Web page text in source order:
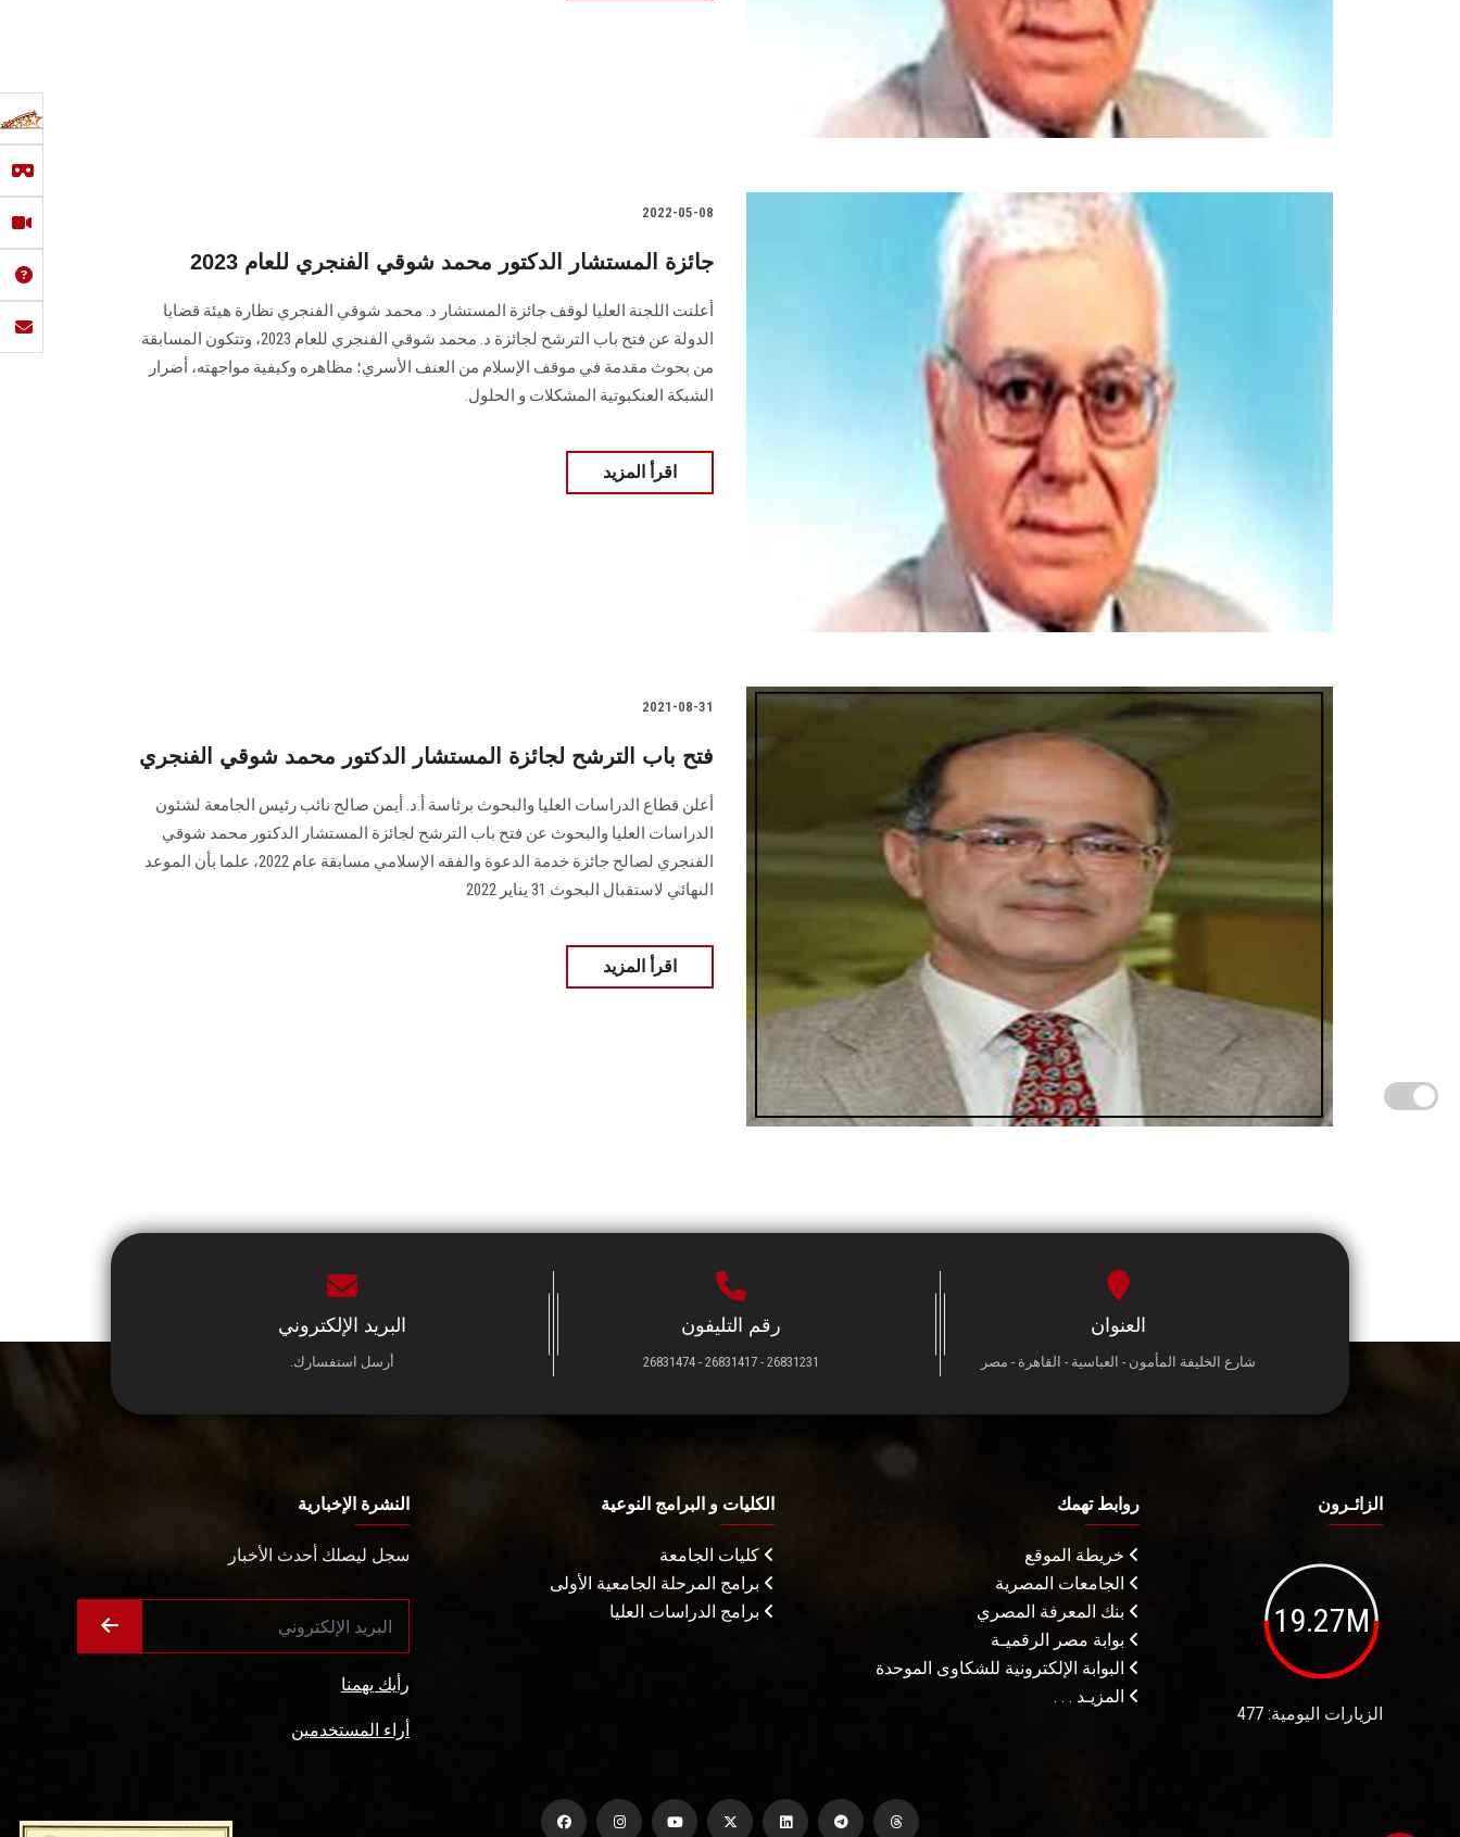
2022-05-08
جائزة المستشار الدكتور محمد شوقي الفنجري للعام 2023
أعلنت اللجنة العليا لوقف جائزة المستشار د. محمد شوقي الفنجري نظارة هيئة قضايا
الدولة عن فتح باب الترشح لجائزة د. محمد شوقي الفنجري للعام 2023، وتتكون المسابقة
من بحوث مقدمة في موقف الإسلام من العنف الأسري؛ مظاهره وكيفية مواجهته، أضرار
الشبكة العنكبوتية المشكلات و الحلول.
اقرأ المزيد
2021-08-31
فتح باب الترشح لجائزة المستشار الدكتور محمد شوقي الفنجري
أعلن قطاع الدراسات العليا والبحوث برئاسة أ.د. أيمن صالح نائب رئيس الجامعة لشئون
الدراسات العليا والبحوث عن فتح باب الترشح لجائزة المستشار الدكتور محمد شوقي
الفنجري لصالح جائزة خدمة الدعوة والفقه الإسلامي مسابقة عام 2022، علما بأن الموعد
النهائي لاستقبال البحوث 31 يناير 2022
اقرأ المزيد
العنوان
شارع الخليفة المأمون - العباسية - القاهرة - مصر
رقم التليفون
26831231 - 26831417 - 26831474
البريد الإلكتروني
أرسل استفسارك.
الزائـرون
19.27M
الزيارات اليومية: 477
روابط تهمك
خريطة الموقع
الجامعات المصرية
بنك المعرفة المصري
بوابة مصر الرقميـة
البوابة الإلكترونية للشكاوى الموحدة
المزيـد . . .
الكليات و البرامج النوعية
كليات الجامعة
برامج المرحلة الجامعية الأولى
برامج الدراسات العليا
النشرة الإخبارية
سجل ليصلك أحدث الأخبار
رأيك يهمنا
أراء المستخدمين